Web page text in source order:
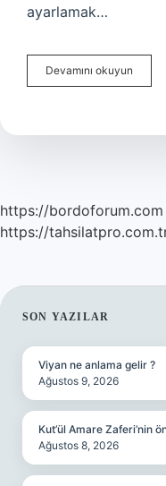
ayarlamak…
Devamını okuyun
Sesini
https://bordoforum.com
https://
SIDEBAR
SON YAZILAR
Viyan ne anlama gelir ?
Ağustos 9, 2026
Kut’ül Amare Zaferi’nin
Ağustos 8, 2026